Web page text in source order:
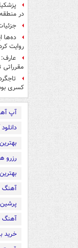
در
ده‌ها
روایت
عارف:
مقرراتی
کسری
آپ
رزرو
آهنگ
آهنگ
خرید